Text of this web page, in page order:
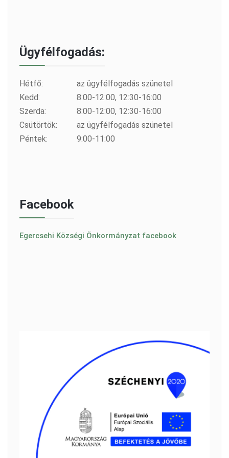
Ügyfélfogadás:
Hétfő:
az ügyfélfogadás szünetel
Kedd:
8:00-12:00, 12:30-16:00
Szerda:
8:00-12:00, 12:30-16:00
Csütörtök:
az ügyfélfogadás szünetel
Péntek:
9:00-11:00
Facebook
Egercsehi Községi Önkormányzat facebook